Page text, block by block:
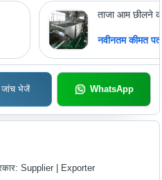
ताजा आम छीलने
नवीनतम कीमत
जांच भेजें WhatsApp
Supplier | Exporter